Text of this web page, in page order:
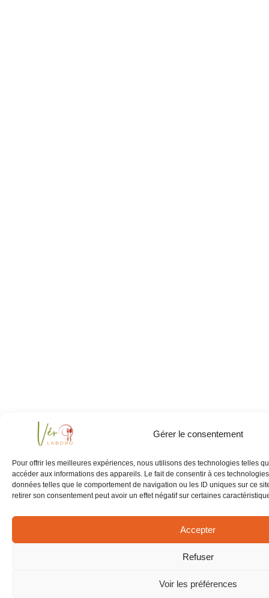
Gérer le consentement
Pour offrir les meilleures expériences, nous utilisons des technologies telles
accéder aux informations des appareils. Le fait de consentir à ces
données telles que le comportement de navigation ou les ID uniques sur ce
retirer son consentement peut avoir un effet négatif sur certaines
Accepter
Refuser
Voir les préférences